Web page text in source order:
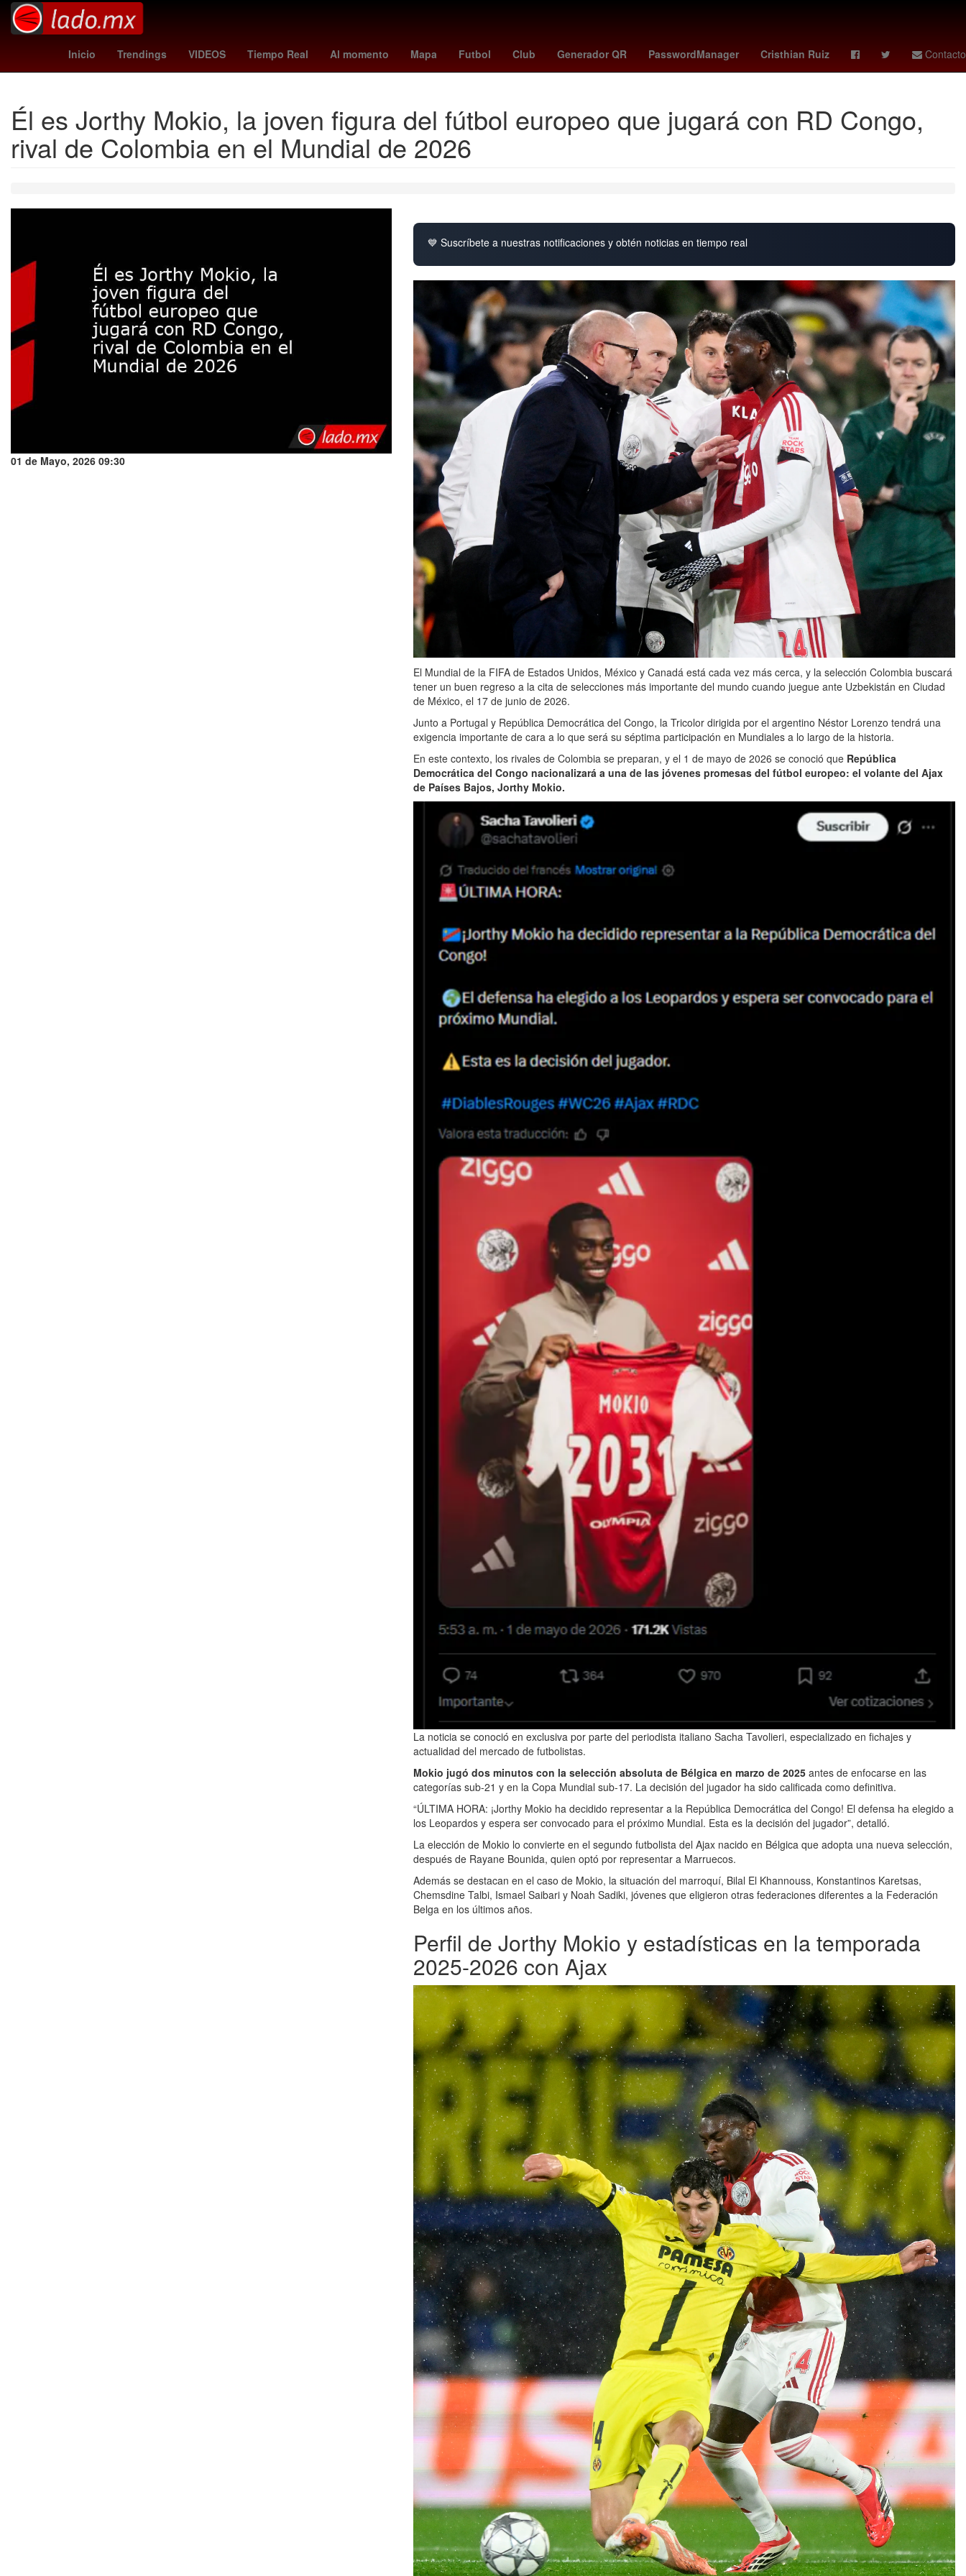
Inicio Trendings VIDEOS Tiempo Real Al momento Mapa Futbol Club Generador QR PasswordManager Cristhian Ruiz Contacto
juarez fc Juegos Centroamericanos y del Caribe San Salvador 2023 costco torreon unión - lanús regreso a clases 2025 acuerdo Idioma francés Erick Pulgar ranking fifa Brasil
Él es Jorthy Mokio, la joven figura del fútbol europeo que jugará con RD Congo,
rival de Colombia en el Mundial de 2026
01 de Mayo, 2026 09:30
💙 Suscríbete a nuestras notificaciones y obtén noticias en tiempo real
El Mundial de la FIFA de Estados Unidos, México y Canadá está cada vez más cerca, y la selección Colombia buscará
tener un buen regreso a la cita de selecciones más importante del mundo cuando juegue ante Uzbekistán en Ciudad
de México, el 17 de junio de 2026.
Junto a Portugal y República Democrática del Congo, la Tricolor dirigida por el argentino Néstor Lorenzo tendrá una
exigencia importante de cara a lo que será su séptima participación en Mundiales a lo largo de la historia.
En este contexto, los rivales de Colombia se preparan, y el 1 de mayo de 2026 se conoció que República
Democrática del Congo nacionalizará a una de las jóvenes promesas del fútbol europeo: el volante del Ajax
de Países Bajos, Jorthy Mokio.
La noticia se conoció en exclusiva por parte del periodista italiano Sacha Tavolieri, especializado en fichajes y
actualidad del mercado de futbolistas.
Mokio jugó dos minutos con la selección absoluta de Bélgica en marzo de 2025 antes de enfocarse en las
categorías sub-21 y en la Copa Mundial sub-17. La decisión del jugador ha sido calificada como definitiva.
“ÚLTIMA HORA: ¡Jorthy Mokio ha decidido representar a la República Democrática del Congo! El defensa ha elegido a
los Leopardos y espera ser convocado para el próximo Mundial. Esta es la decisión del jugador”, detalló.
La elección de Mokio lo convierte en el segundo futbolista del Ajax nacido en Bélgica que adopta una nueva selección,
después de Rayane Bounida, quien optó por representar a Marruecos.
Además se destacan en el caso de Mokio, la situación del marroquí, Bilal El Khannouss, Konstantinos Karetsas,
Chemsdine Talbi, Ismael Saibari y Noah Sadiki, jóvenes que eligieron otras federaciones diferentes a la Federación
Belga en los últimos años.
Perfil de Jorthy Mokio y estadísticas en la temporada
2025-2026 con Ajax